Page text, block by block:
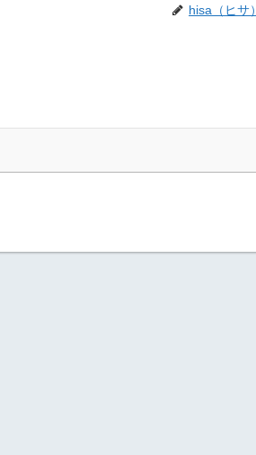
hisa（ヒサ）